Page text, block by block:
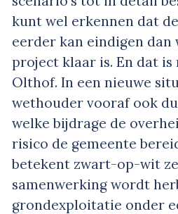
kunt wel erkennen dat
eerder kan eindigen dan
project klaar is. En dat is
Olthof. In een nieuwe
wethouder vooraf ook
welke bijdrage de
risico de gemeente
betekent zwart-op-wit
samenwerking wordt
grondexploitatie onder